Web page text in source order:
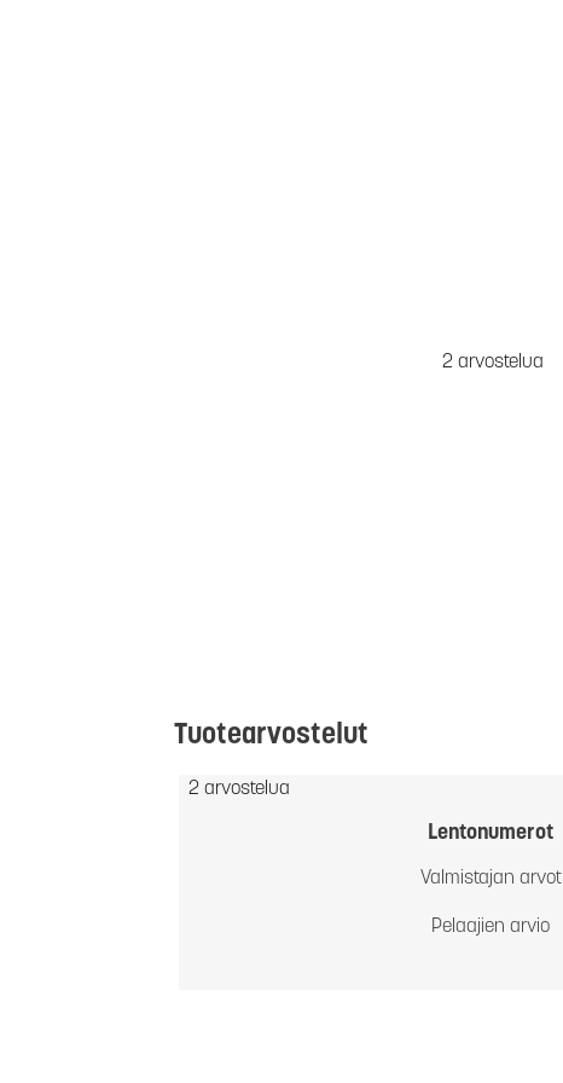
2 arvostelua
Tuotearvostelut
2 arvostelua
Lentonumerot
Valmistajan arvot
Pelaajien arvio